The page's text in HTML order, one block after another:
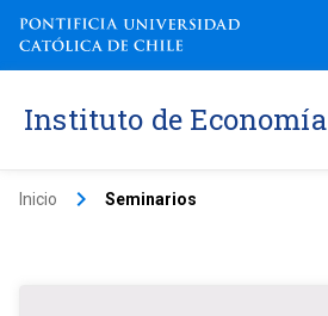
Instituto de Economía
Inicio keyboard_arrow_right Seminarios